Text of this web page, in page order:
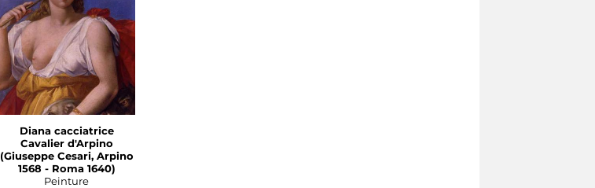
Diana cacciatrice
Cavalier d'Arpino
(Giuseppe Cesari, Arpino
1568 - Roma 1640)
Peinture